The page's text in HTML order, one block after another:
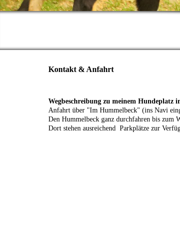
Kontakt & Anfahrt
Wegbeschreibung zu meinem Hundeplatz
Anfahrt über "Im Hummelbeck" (ins Navi
Den Hummelbeck ganz durchfahren bis zum
Dort stehen ausreichend Parkplätze zur